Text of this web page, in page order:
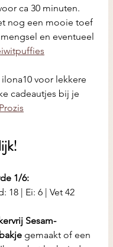
ca 30 minuten.
nog een mooie toef
en eventueel
voor lekkere
cadeautjes bij je
Prozis
1/6:
18 | Ei: 6 | Vet 42
Sesam-
gemaakt of een